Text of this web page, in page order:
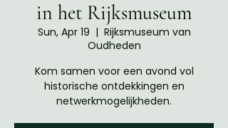
in het Rijksmuseum
Sun, Apr 19
  |
Rijksmuseum van
Oudheden
Kom samen voor een avond vol
historische ontdekkingen en
netwerkmogelijkheden.